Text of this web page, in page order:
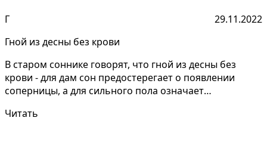
Г
29.11.2022
Гной из десны без крови
В старом соннике говорят, что гной из десны без
крови - для дам сон предостерегает о появлении
соперницы, а для сильного пола означает
Читать